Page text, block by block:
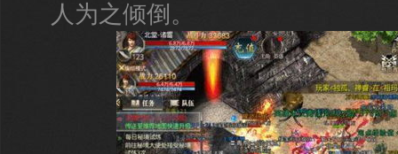
人为之倾倒。